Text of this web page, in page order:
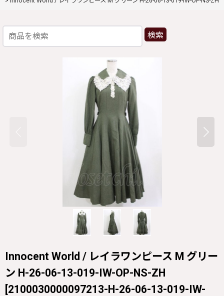
検索
Innocent World / レイラワンピース M グリー
ン H-26-06-13-019-IW-OP-NS-ZH
[2100030000097213-H-26-06-13-019-IW-